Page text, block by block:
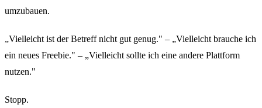
umzubauen.
„Vielleicht ist der Betreff nicht gut genug." – „Vielleicht brauche ich
ein neues Freebie." – „Vielleicht sollte ich eine andere Plattform
nutzen."
Stopp.